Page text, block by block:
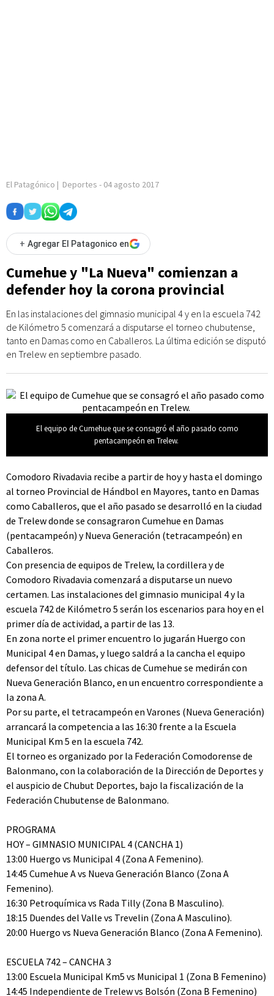
El Patagónico | Deportes - 04 agosto 2017
+ Agregar El Patagonico en
Cumehue y "La Nueva" comienzan a
defender hoy la corona provincial
En las instalaciones del gimnasio municipal 4 y en la escuela 742
de Kilómetro 5 comenzará a disputarse el torneo chubutense,
tanto en Damas como en Caballeros. La última edición se disputó
en Trelew en septiembre pasado.
El equipo de Cumehue que se consagró el año pasado como
pentacampeón en Trelew.
Comodoro Rivadavia recibe a partir de hoy y hasta el domingo
al torneo Provincial de Hándbol en Mayores, tanto en Damas
como Caballeros, que el año pasado se desarrolló en la ciudad
de Trelew donde se consagraron Cumehue en Damas
(pentacampeón) y Nueva Generación (tetracampeón) en
Caballeros.
Con presencia de equipos de Trelew, la cordillera y de
Comodoro Rivadavia comenzará a disputarse un nuevo
certamen. Las instalaciones del gimnasio municipal 4 y la
escuela 742 de Kilómetro 5 serán los escenarios para hoy en el
primer día de actividad, a partir de las 13.
En zona norte el primer encuentro lo jugarán Huergo con
Municipal 4 en Damas, y luego saldrá a la cancha el equipo
defensor del título. Las chicas de Cumehue se medirán con
Nueva Generación Blanco, en un encuentro correspondiente a
la zona A.
Por su parte, el tetracampeón en Varones (Nueva Generación)
arrancará la competencia a las 16:30 frente a la Escuela
Municipal Km 5 en la escuela 742.
El torneo es organizado por la Federación Comodorense de
Balonmano, con la colaboración de la Dirección de Deportes y
el auspicio de Chubut Deportes, bajo la fiscalización de la
Federación Chubutense de Balonmano.
PROGRAMA
HOY – GIMNASIO MUNICIPAL 4 (CANCHA 1)
13:00 Huergo vs Municipal 4 (Zona A Femenino).
14:45 Cumehue A vs Nueva Generación Blanco (Zona A
Femenino).
16:30 Petroquímica vs Rada Tilly (Zona B Masculino).
18:15 Duendes del Valle vs Trevelin (Zona A Masculino).
20:00 Huergo vs Nueva Generación Blanco (Zona A Femenino).
ESCUELA 742 – CANCHA 3
13:00 Escuela Municipal Km5 vs Municipal 1 (Zona B Femenino)
14:45 Independiente de Trelew vs Bolsón (Zona B Femenino)